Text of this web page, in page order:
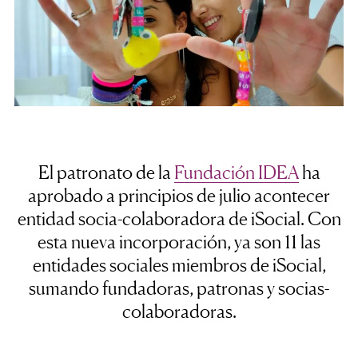
El patronato de laFundación IDEAha
aprobado a principios de julio acontecer
entidad socia-colaboradora de iSocial. Con
esta nueva incorporación, ya son 11 las
entidades sociales miembros de iSocial,
sumando fundadoras, patronas y socias-
colaboradoras.